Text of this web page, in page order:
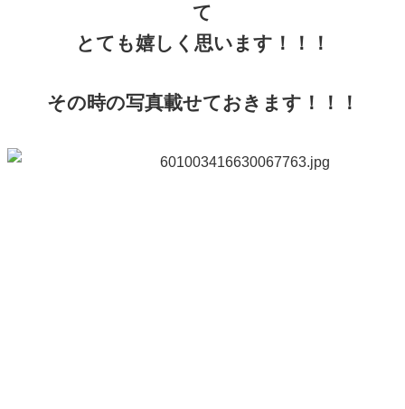
て
とても嬉しく思います！！！
その時の写真載せておきます！！！